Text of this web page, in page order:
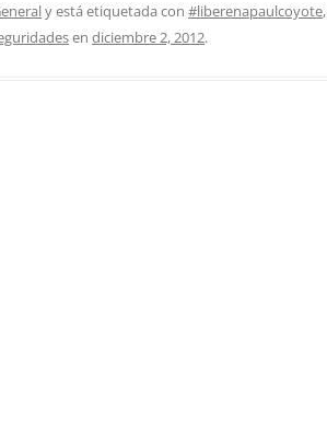
y está etiquetada con #liberenapaulcoyote,
en diciembre 2, 2012.